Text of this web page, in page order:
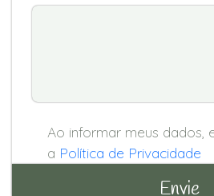
Ao informar meus dados,
a Política de Privacidade